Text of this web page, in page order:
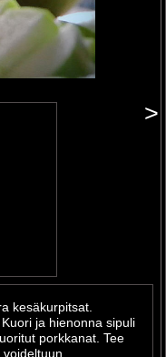
>
kesäkurpitsat.
ja hienonna sipuli
porkkanat. Tee